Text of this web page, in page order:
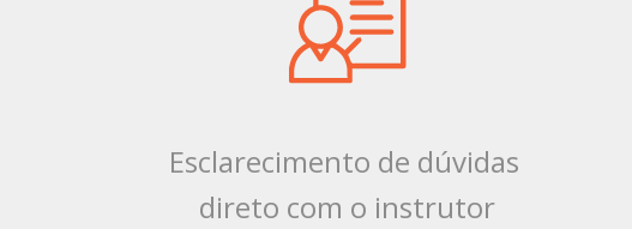
Esclarecimento de dúvidas
direto com o instrutor